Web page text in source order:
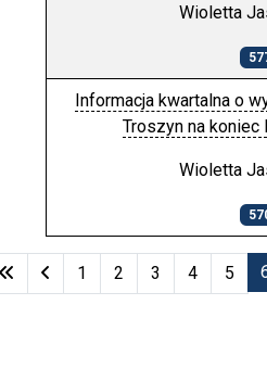
Spis artykułów
Wioletta
Informacja kwartalna o
Troszyn na koniec
Wioletta
1 2 3 4 5